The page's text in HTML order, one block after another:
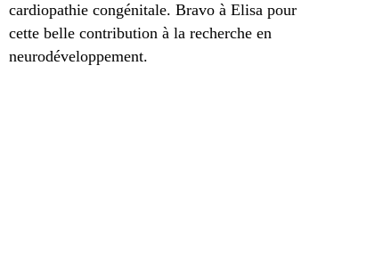
cardiopathie congénitale. Bravo à Elisa pour
cette belle contribution à la recherche en
neurodéveloppement.